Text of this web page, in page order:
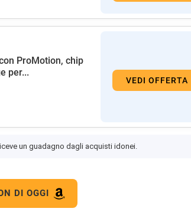
ProMotion, chip
per...
VEDI OFFERTA
un guadagno dagli acquisti idonei.
DI OGGI